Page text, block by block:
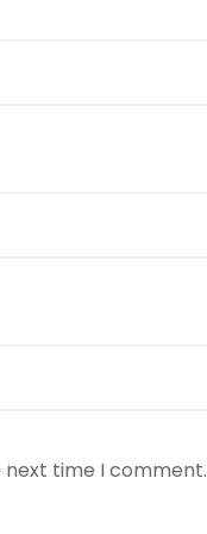
next time I comment.